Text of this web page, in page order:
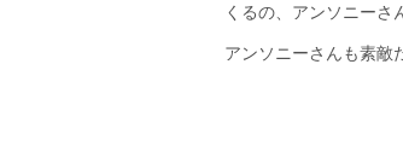
くるの、アンソニーさ
アンソニーさんも素敵